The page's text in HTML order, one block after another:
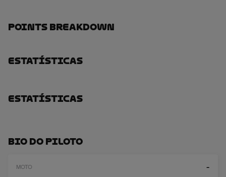
Points Breakdown
Estatísticas
Estatísticas
Bio Do Piloto
MOTO -